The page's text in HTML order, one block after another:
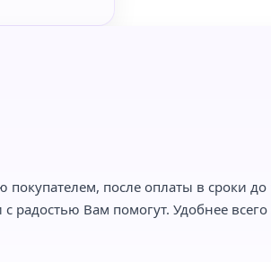
покупателем, после оплаты в сроки
Вам помогут. Удобнее всего